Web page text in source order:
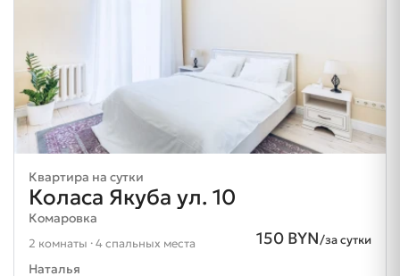
Квартира на сутки
Коласа Якуба ул. 10
Комаровка
150 BYN/за сутки
2 комнаты · 4 спальных места
Наталья